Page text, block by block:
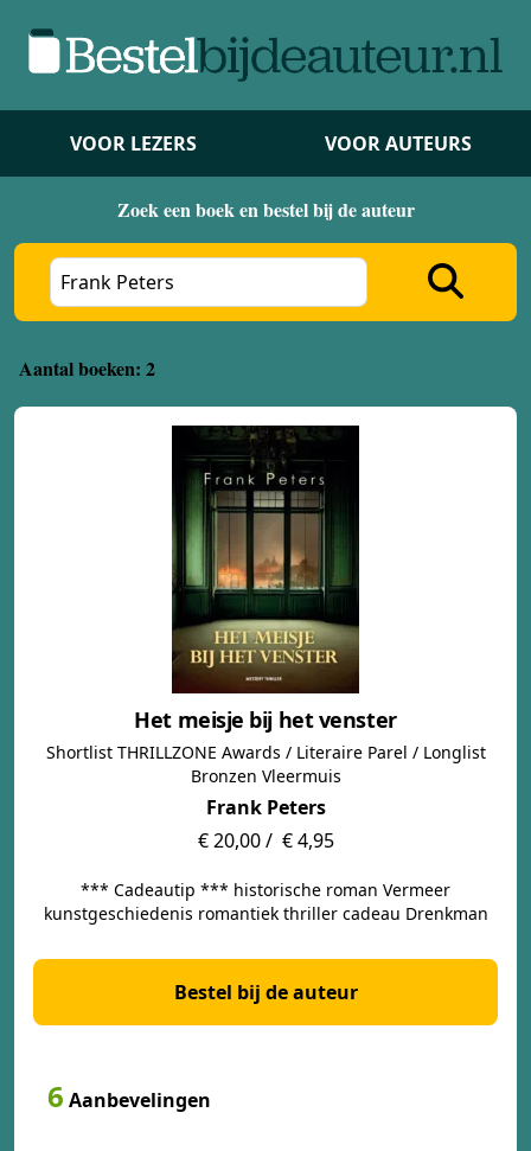
VOOR LEZERS VOOR AUTEURS
Zoek een boek en bestel bij de auteur
Aantal boeken: 2
Het meisje bij het venster
Shortlist THRILLZONE Awards / Literaire Parel / Longlist
Bronzen Vleermuis
Frank Peters
€ 20,00 / € 4,95
*** Cadeautip *** historische roman Vermeer
kunstgeschiedenis romantiek thriller cadeau Drenkman
Bestel bij de auteur
6 Aanbevelingen